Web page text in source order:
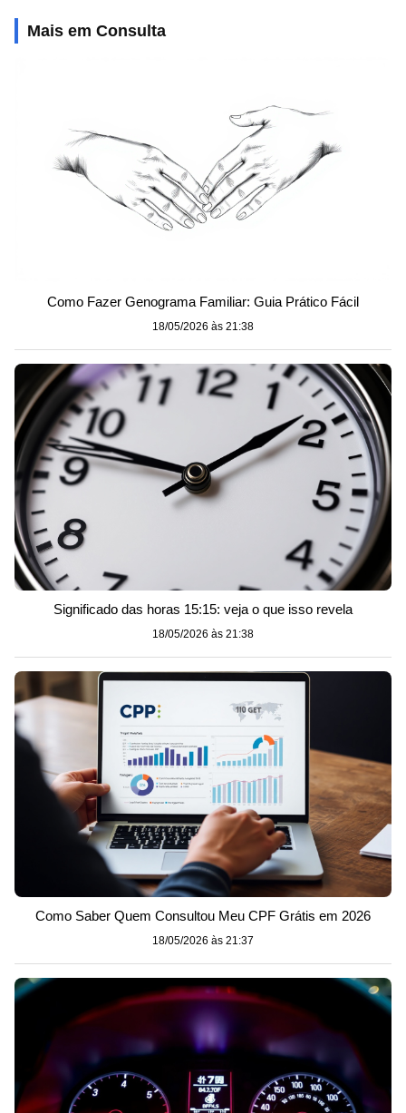
Mais em Consulta
Como Fazer Genograma Familiar: Guia Prático Fácil
18/05/2026 às 21:38
Significado das horas 15:15: veja o que isso revela
18/05/2026 às 21:38
Como Saber Quem Consultou Meu CPF Grátis em 2026
18/05/2026 às 21:37